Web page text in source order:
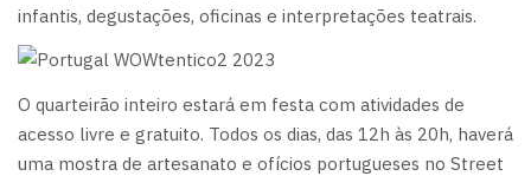
infantis, degustações, oficinas e interpretações teatrais.
O quarteirão inteiro estará em festa com atividades de
acesso livre e gratuito. Todos os dias, das 12h às 20h, haverá
uma mostra de artesanato e ofícios portugueses no Street